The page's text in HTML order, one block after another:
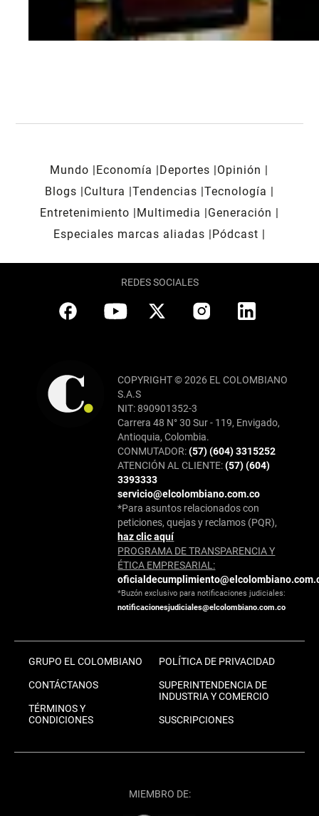
Mundo Economía Deportes
Opinión
Blogs
Cultura Tendencias Tecnología
Entretenimiento
Multimedia
Generación
Especiales marcas aliadas
Pódcast
REDES SOCIALES
COPYRIGHT © 2026 EL COLOMBIANO
S.A.S
NIT: 890901352-3
Carrera 48 N° 30 Sur - 119, Envigado,
Antioquia, Colombia.
CONMUTADOR:(57) (604) 3315252
ATENCIÓN AL CLIENTE:(57) (604)
3393333
servicio@elcolombiano.com.co
*Para asuntos relacionados con
peticiones, quejas y reclamos (PQR),
haz clic aquí
PROGRAMA DE TRANSPARENCIA Y
ÉTICA EMPRESARIAL:
*Buzón exclusivo para notificaciones judiciales:
notificacionesjudiciales@elcolombiano.com.co
GRUPO EL COLOMBIANO
CONTÁCTANOS
TÉRMINOS Y
CONDICIONES
POLÍTICA DE PRIVACIDAD
SUPERINTENDENCIA DE
INDUSTRIA Y COMERCIO
SUSCRIPCIONES
MIEMBRO DE: